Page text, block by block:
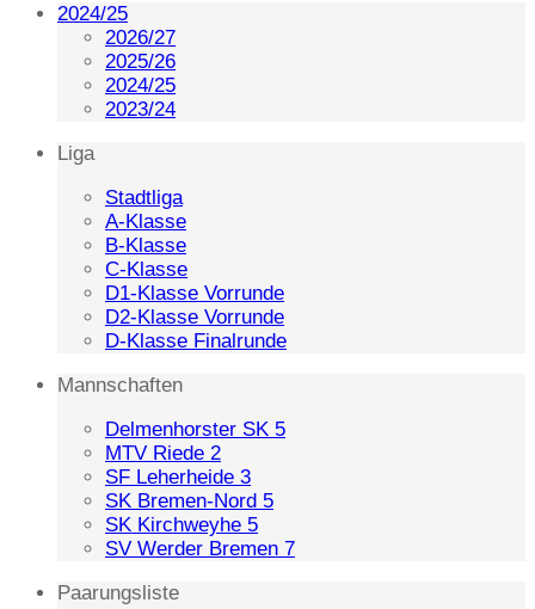
2024/25
2026/27
2025/26
2024/25
2023/24
Liga
Stadtliga
A-Klasse
B-Klasse
C-Klasse
D1-Klasse Vorrunde
D2-Klasse Vorrunde
D-Klasse Finalrunde
Mannschaften
Delmenhorster SK 5
MTV Riede 2
SF Leherheide 3
SK Bremen-Nord 5
SK Kirchweyhe 5
SV Werder Bremen 7
Paarungsliste